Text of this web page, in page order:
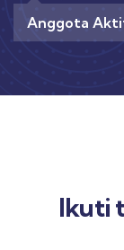
Anggota
Ikuti